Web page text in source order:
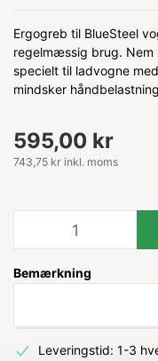
Ergogreb til BlueSteel
regelmæssig brug. Nem
specielt til ladvogne
mindsker
595,00 kr
743,75 kr inkl. moms
Bemærkning
Leveringstid: 1-3